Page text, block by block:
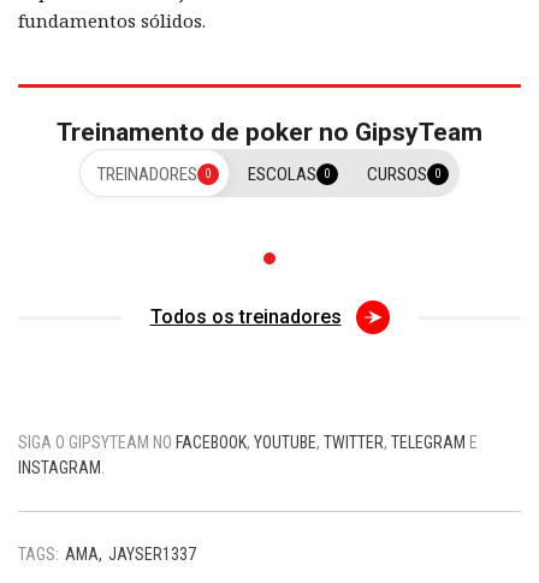
fundamentos sólidos.
Treinamento de poker no GipsyTeam
TREINADORES 0 ESCOLAS 0 CURSOS 0
Todos os treinadores
SIGA O GIPSYTEAM NO FACEBOOK, YOUTUBE, TWITTER, TELEGRAM E
INSTAGRAM.
TAGS: AMA JAYSER1337